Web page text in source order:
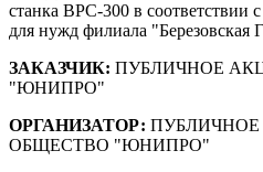
станка ВРС-300 в соответствии
для нужд филиала
ЗАКАЗЧИК: ПУБЛИЧНОЕ
"ЮНИПРО"
ОРГАНИЗАТОР:
ОБЩЕСТВО "ЮНИПРО"